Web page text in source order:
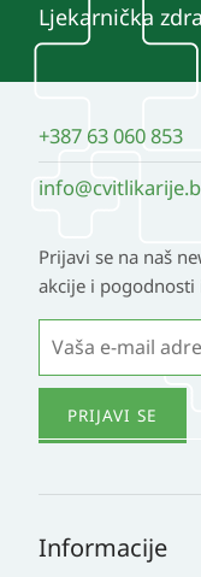
Ljekarnička
+387 63 060 853
Prijavi se na naš
akcije i pogodnosti
Informacije